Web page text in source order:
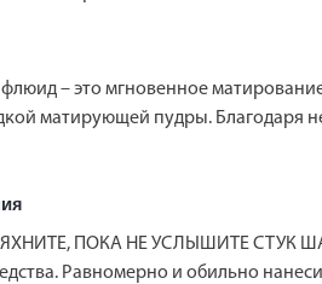
– это мгновенное
матирующей пудры. Благодаря
ПОКА НЕ УСЛЫШИТЕ СТУК
Равномерно и обильно